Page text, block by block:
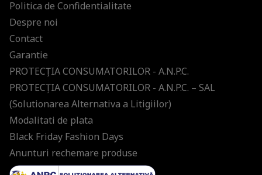
Politica de Confidentialitate
Despre noi
Contact
Garantie
PROTECŢIA CONSUMATORILOR - A.N.P.C.
PROTECŢIA CONSUMATORILOR - A.N.P.C. – SAL
(Solutionarea Alternativa a Litigiilor)
Modalitati de plata
Black Friday Fashion Days
Anunturi rechemare produse